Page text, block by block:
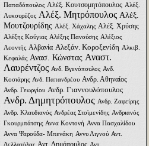
Παπαδόπουλος Αλέξ. Κουτσομητόπουλος Αλέξ.
Λυκουρέζος Αλέξ. Μητρόπουλος Αλέξ.
Μουτζουρίδης Αλέξ. Χάχαλης Αλέξ. Χρύσης
Αλέξης Κούγιας Αλέξης Πανούσης Αλέξιος
Λεοντής Αλβανία Αλεξάν. Κοροξενίδη Αλκιβ.
Κεφαλάς Ανασ. Κώνστας Αναστ.
Λαυρέντζος Ανδ. Βγενόπουλος Ανδ.
Κοσιάρης Ανδ. Παπανδρέου Ανδρ. Αθηναίος
Ανδρ. Γεωργίου Ανδρ. Γιαννουλόπουλος
Ανδρ. Δημητρόπουλος Ανδρ. Ζαφείρης
Ανδρ. Κλαυδιανός Ανδρέας Στοϊμενίδης Ανδριανός
Γκουρμπάτσης Αννα Κοντονή Αννα Πασχαλίδου
Αννα Ψαρούδα- Μπενάκη Αννυ Λιγνού Αντ.
Δελλατόλας Αντ. Δημόπουλος Αντ.